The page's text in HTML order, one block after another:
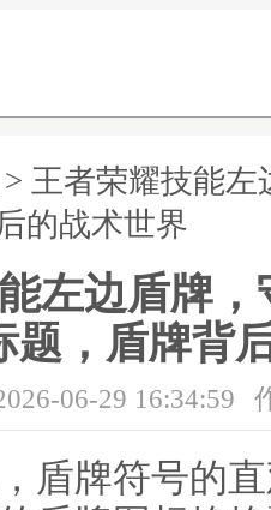
> 王者荣耀技能
的战术世界
左边盾牌
题，盾牌背
06-29 16:34:59
盾牌符号的